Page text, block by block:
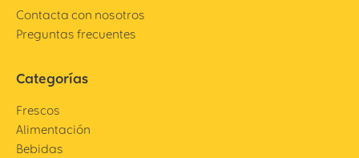
Contacta con nosotros
Preguntas frecuentes
Categorías
Frescos
Alimentación
Bebidas